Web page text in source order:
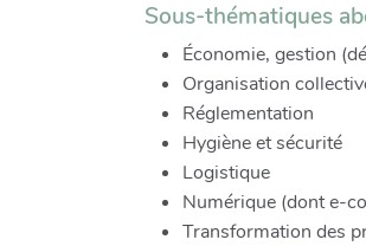
Sous-thématiques
Économie, gestion
Organisation
Réglementation
Hygiène et sécurité
Logistique
Numérique (dont e-
Transformation des